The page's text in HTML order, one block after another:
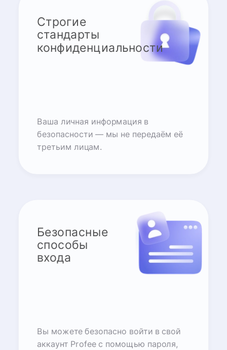
Строгие
стандарты
конфиденциальности
Ваша личная информация в
безопасности — мы не передаём её
третьим лицам.
Безопасные
способы
входа
Вы можете безопасно войти в свой
аккаунт Profee с помощью пароля,